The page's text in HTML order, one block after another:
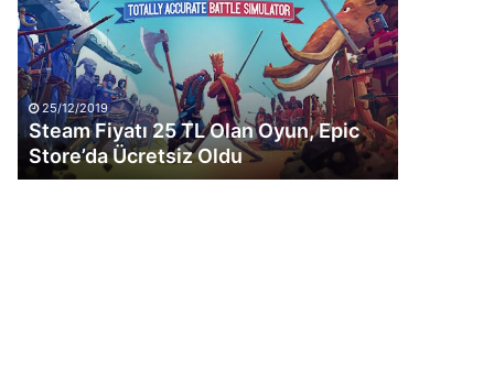
TL
Olan
Oyun,
Epic
Store’da
Ücretsiz
Oldu
25/12/2019
Steam Fiyatı 25 TL Olan Oyun, Epic
Store’da Ücretsiz Oldu